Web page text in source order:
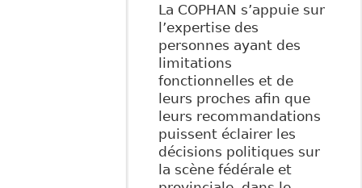
La COPHAN s’appuie sur
l’expertise des
personnes ayant des
limitations
fonctionnelles et de
leurs proches afin que
leurs recommandations
puissent éclairer les
décisions politiques sur
la scène fédérale et